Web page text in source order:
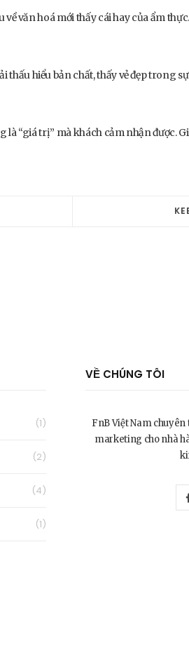
về văn hoá mới thấy cái hay của ẩm
hiểu bản chất, thấy vẻ đẹp trong
là “giá trị” mà khách cảm nhận được.
(1)
(2)
(4)
(1)
VỀ CHÚNG TÔI
FnB Việt Nam chuyên
marketing cho nhà